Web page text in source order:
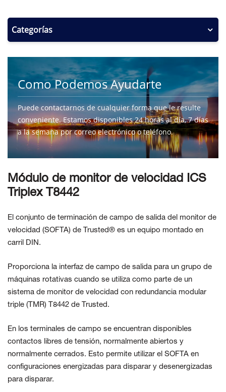
Categorías
Como Podemos Ayudarte
Puede contactarnos de cualquier forma que le resulte
conveniente. Estamos disponibles 24 horas al día, 7 días
a la semana por correo electrónico o teléfono.
CONTÁCTENOS
Módulo de monitor de velocidad ICS
Triplex T8442
El conjunto de terminación de campo de salida del monitor de
velocidad (SOFTA) de Trusted® es un equipo montado en
carril DIN.
Proporciona la interfaz de campo de salida para un grupo de
máquinas rotativas cuando se utiliza como parte de un
sistema de monitor de velocidad con redundancia modular
triple (TMR) T8442 de Trusted.
En los terminales de campo se encuentran disponibles
contactos libres de tensión, normalmente abiertos y
normalmente cerrados. Esto permite utilizar el SOFTA en
configuraciones energizadas para disparar y desenergizadas
para disparar.